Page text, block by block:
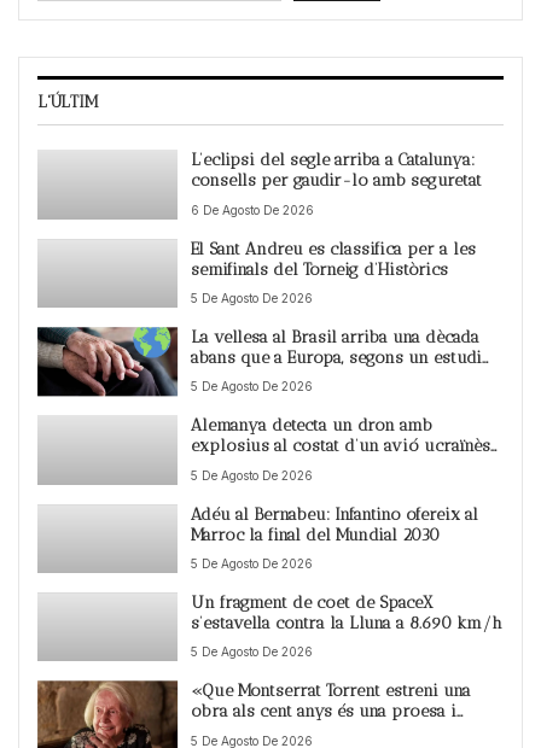
L'ÚLTIM
L’eclipsi del segle arriba a Catalunya:
consells per gaudir-lo amb seguretat
6 De Agosto De 2026
El Sant Andreu es classifica per a les
semifinals del Torneig d’Històrics
5 De Agosto De 2026
La vellesa al Brasil arriba una dècada
abans que a Europa, segons un estudi
amb segell català
5 De Agosto De 2026
Alemanya detecta un dron amb
explosius al costat d’un avió ucraïnès
a Leipzig
5 De Agosto De 2026
Adéu al Bernabeu: Infantino ofereix al
Marroc la final del Mundial 2030
5 De Agosto De 2026
Un fragment de coet de SpaceX
s’estavella contra la Lluna a 8.690 km/h
5 De Agosto De 2026
«Que Montserrat Torrent estreni una
obra als cent anys és una proesa i
viure-ho en primera persona, un luxe»
5 De Agosto De 2026